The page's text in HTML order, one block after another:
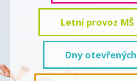
Letní provoz MŠ
Dny